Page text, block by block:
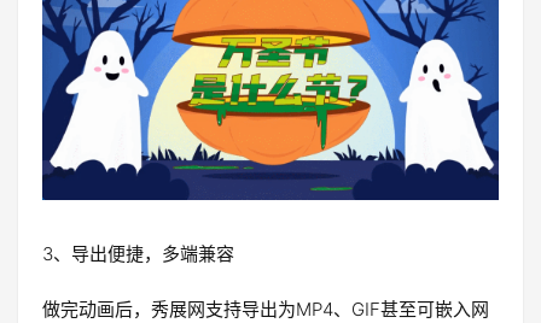
3、导出便捷，多端兼容
做完动画后，秀展网支持导出为MP4、GIF甚至可嵌入网